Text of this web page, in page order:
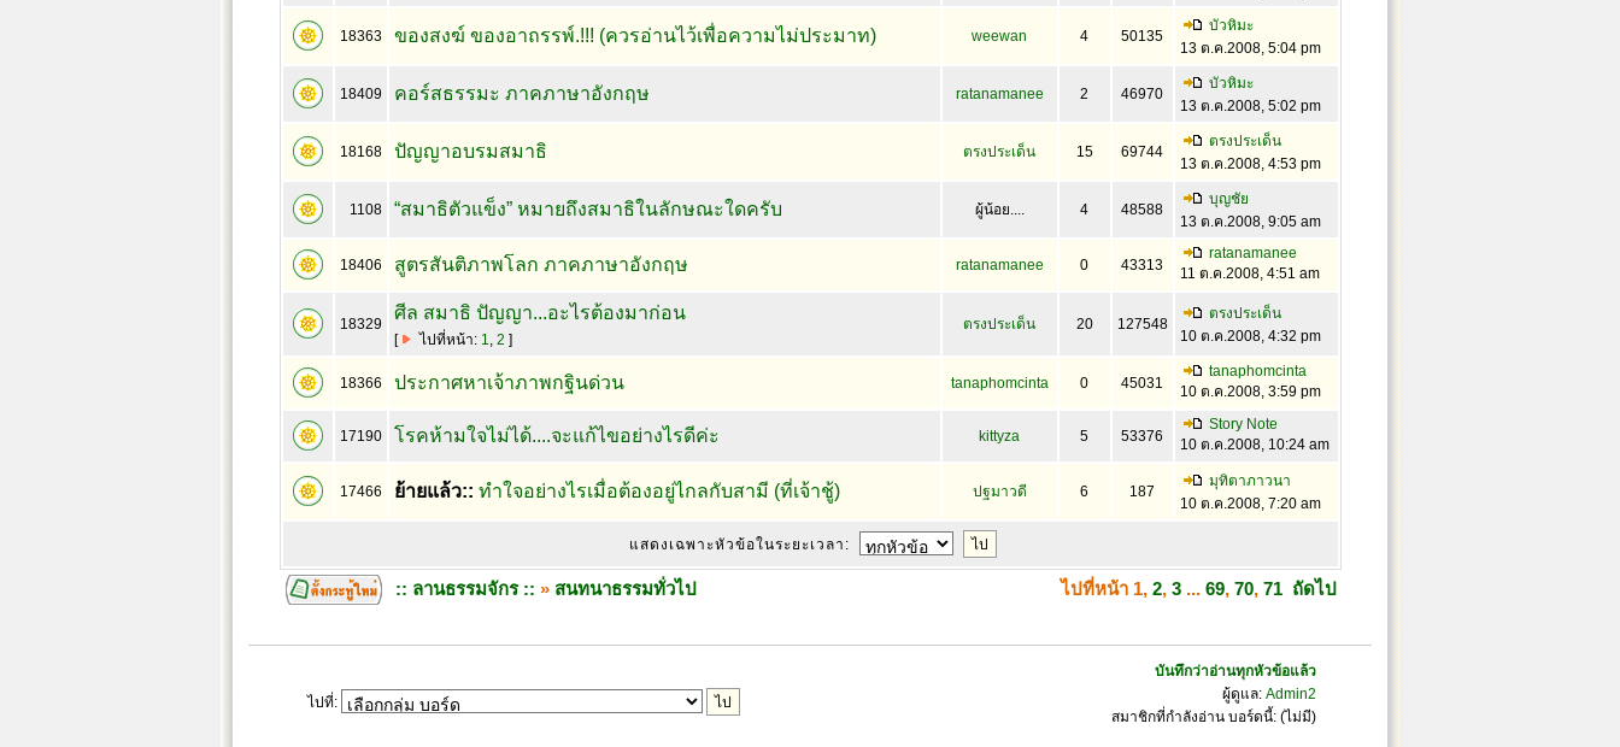
18363 ของสงฆ์ ของอาถรรพ์.!!! (ควรอ่านไว้เพื่อความไม่ประมาท) weewan 4 50135
บัวหิมะ
13 ต.ค.2008, 5:04 pm
18409 คอร์สธรรมะ ภาคภาษาอังกฤษ ratanamanee 2 46970
บัวหิมะ
13 ต.ค.2008, 5:02 pm
18168 ปัญญาอบรมสมาธิ ตรงประเด็น 15 69744
ตรงประเด็น
13 ต.ค.2008, 4:53 pm
1108 “สมาธิตัวแข็ง” หมายถึงสมาธิในลักษณะใดครับ ผู้น้อย.... 4 48588
บุญชัย
13 ต.ค.2008, 9:05 am
18406 สูตรสันติภาพโลก ภาคภาษาอังกฤษ ratanamanee 0 43313
ratanamanee
11 ต.ค.2008, 4:51 am
18329
ศีล สมาธิ ปัญญา...อะไรต้องมาก่อน
[ ไปที่หน้า: 1, 2 ]
ตรงประเด็น 20 127548
ตรงประเด็น
10 ต.ค.2008, 4:32 pm
18366 ประกาศหาเจ้าภาพกฐินด่วน tanaphomcinta 0 45031
tanaphomcinta
10 ต.ค.2008, 3:59 pm
17190 โรคห้ามใจไม่ได้....จะแก้ไขอย่างไรดีค่ะ kittyza 5 53376
Story Note
10 ต.ค.2008, 10:24 am
17466 ย้ายแล้ว:: ทำใจอย่างไรเมื่อต้องอยู่ไกลกับสามี (ที่เจ้าชู้) ปฐมาวดี 6 187
มุทิตาภาวนา
10 ต.ค.2008, 7:20 am
แสดงเฉพาะหัวข้อในระยะเวลา:
:: ลานธรรมจักร :: » สนทนาธรรมทั่วไป ไปที่หน้า 1, 2, 3... 69, 70, 71 ถัดไป
ไปที่:
บันทึกว่าอ่านทุกหัวข้อแล้ว
ผู้ดูแล: Admin2
สมาชิกที่กำลังอ่าน บอร์ดนี้: (ไม่มี)